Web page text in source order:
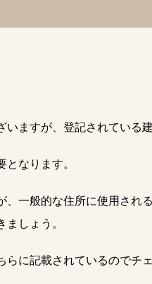
ますが、登記されている
なります。
、一般的な住所に使用され
しょう。
らに記載されているのでチ